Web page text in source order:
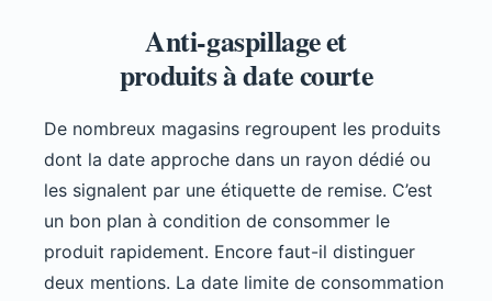
Anti-gaspillage et
produits à date courte
De nombreux magasins regroupent les produits
dont la date approche dans un rayon dédié ou
les signalent par une étiquette de remise. C’est
un bon plan à condition de consommer le
produit rapidement. Encore faut-il distinguer
deux mentions. La date limite de consommation